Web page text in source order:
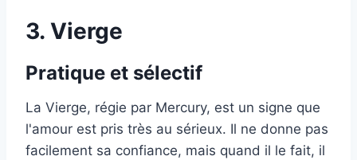
3. Vierge
Pratique et sélectif
La Vierge, régie par Mercury, est un signe que
l'amour est pris très au sérieux. Il ne donne pas
facilement sa confiance, mais quand il le fait, il